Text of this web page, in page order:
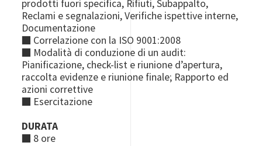
prodotti fuori specifica, Rifiuti, Subappalto,
Reclami e segnalazioni, Verifiche ispettive interne,
Documentazione
■ Correlazione con la ISO 9001:2008
■ Modalità di conduzione di un audit:
Pianificazione, check-list e riunione d’apertura,
raccolta evidenze e riunione finale; Rapporto ed
azioni correttive
■ Esercitazione
DURATA
■ 8 ore